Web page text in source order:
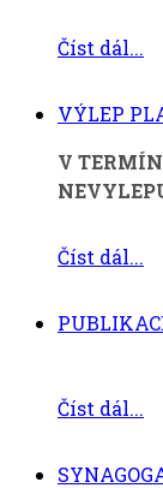
Číst dál...
VÝLEP
V
Číst dál...
Číst dál...